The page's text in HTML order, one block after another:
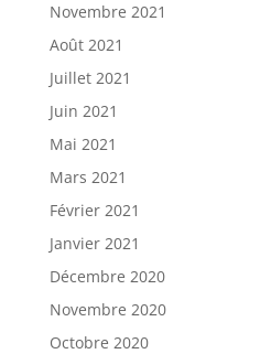
Novembre 2021
Août 2021
Juillet 2021
Juin 2021
Mai 2021
Mars 2021
Février 2021
Janvier 2021
Décembre 2020
Novembre 2020
Octobre 2020